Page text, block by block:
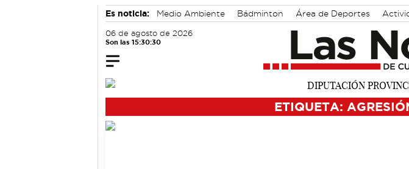
Es noticia: Medio Ambiente Bádminton Área de Deportes
06 de agosto de 2026
Son las 15:30:31
ETIQUETA: